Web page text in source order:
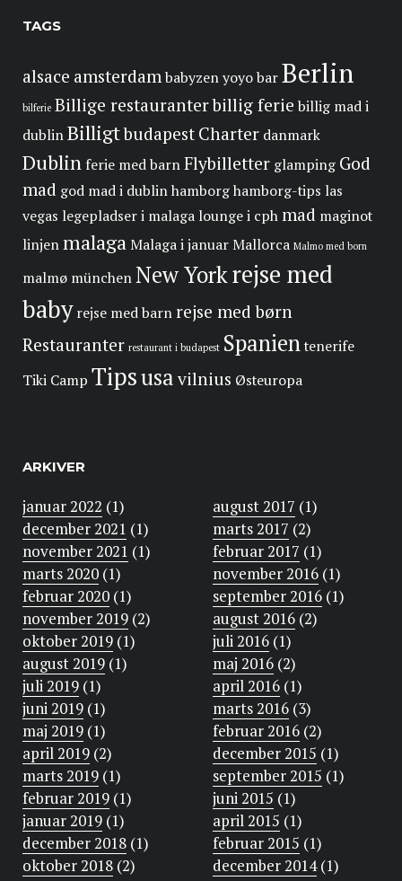
TAGS
alsace amsterdambabyzen yoyobarBerlin
bilferie Billige restauranterbillig ferie billig mad i
dublinBilligtbudapestCharter danmark
Dublin ferie med barnFlybilletter glamping God
mad god mad i dublinhamborghamborg-tips las
vegas legepladser i malaga lounge i cphmad maginot
linjenmalagaMalaga i januarMallorca Malmo med born
malmø münchenNew Yorkrejse med
baby rejse med barnrejse med børn
Restauranter restaurant i budapest Spanientenerife
Tiki Camp Tipsusavilnius Østeuropa
ARKIVER
januar 2022 (1)
december 2021 (1)
november 2021 (1)
marts 2020 (1)
februar 2020 (1)
november 2019 (2)
oktober 2019 (1)
august 2019 (1)
juli 2019 (1)
juni 2019 (1)
maj 2019 (1)
april 2019 (2)
marts 2019 (1)
februar 2019 (1)
januar 2019 (1)
december 2018 (1)
oktober 2018 (2)
august 2017 (1)
marts 2017 (2)
februar 2017 (1)
november 2016(1)
september 2016(1)
august 2016(2)
juli 2016(1)
maj 2016(2)
april 2016(1)
marts 2016(3)
februar 2016(2)
december 2015 (1)
september 2015 (1)
juni 2015 (1)
april 2015 (1)
februar 2015 (1)
december 2014(1)